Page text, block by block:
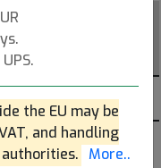
the EU may be
and handling
More..